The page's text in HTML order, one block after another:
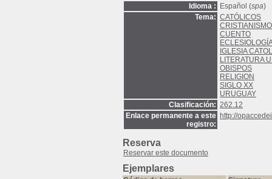
Idioma :
Español (spa)
Tema: CATÓLICOS
CRISTIANISMO
CUENTO
IGLESIA
LITERATURA
OBISPOS
RELIGION
SIGLO XX
URUGUAY
Clasificación: 262.12
Enlace permanente a este
registro:
http://
Reserva
Reservar este documento
Ejemplares